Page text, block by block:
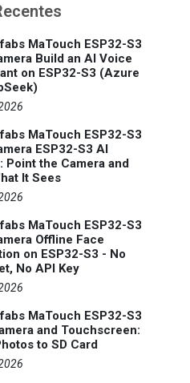
MaTouch ESP32-S3
Build an AI Voice
on ESP32-S3 (Azure
MaTouch ESP32-S3
ESP32-S3 AI
Point the Camera and
It Sees
MaTouch ESP32-S3
Offline Face
on ESP32-S3 - No
No API Key
MaTouch ESP32-S3
and Touchscreen:
to SD Card